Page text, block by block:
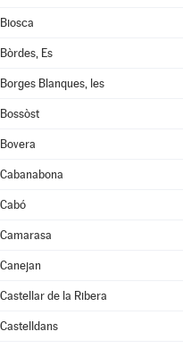
Biosca
Bòrdes, Es
Borges Blanques, les
Bossòst
Bovera
Cabanabona
Cabó
Camarasa
Canejan
Castellar de la Ribera
Castelldans